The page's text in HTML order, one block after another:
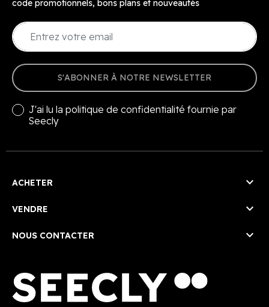
code promotionnels, bons plans et nouveautés
S'ABONNER À NOTRE NEWSLETTER
J'ai lu la politique de confidentialité fournie par
Seecly
ACHETER 
VENDRE 
NOUS CONTACTER 